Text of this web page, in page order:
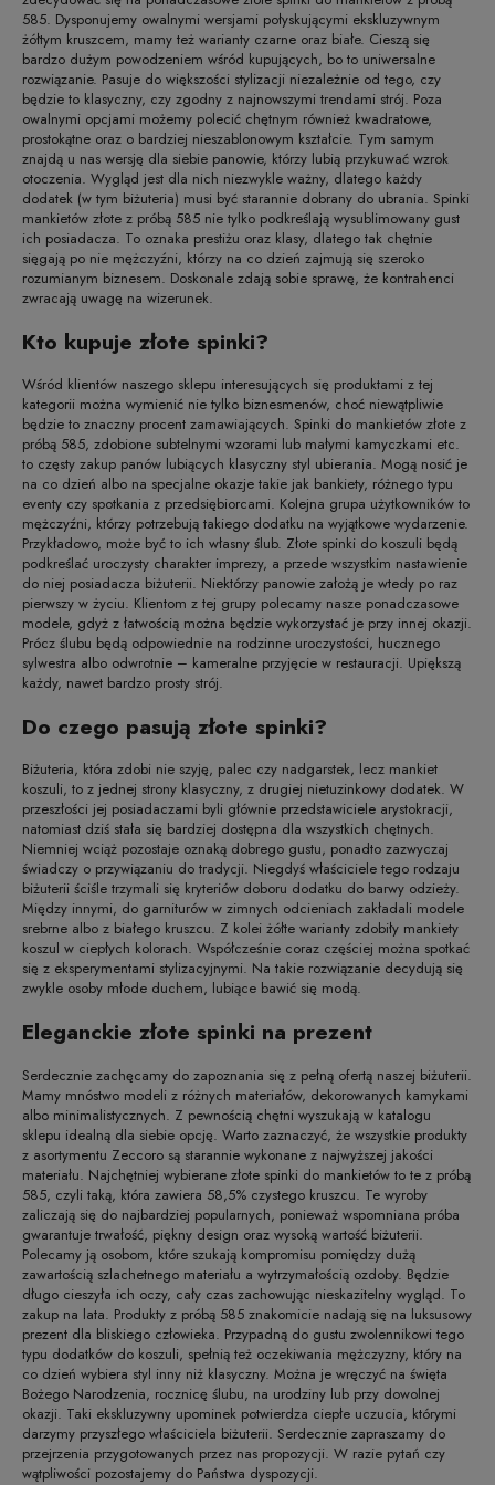
585. Dysponujemy owalnymi wersjami połyskującymi ekskluzywnym
żółtym kruszcem, mamy też warianty czarne oraz białe. Cieszą się
bardzo dużym powodzeniem wśród kupujących, bo to uniwersalne
rozwiązanie. Pasuje do większości stylizacji niezależnie od tego, czy
będzie to klasyczny, czy zgodny z najnowszymi trendami strój. Poza
owalnymi opcjami możemy polecić chętnym również kwadratowe,
prostokątne oraz o bardziej nieszablonowym kształcie. Tym samym
znajdą u nas wersję dla siebie panowie, którzy lubią przykuwać wzrok
otoczenia. Wygląd jest dla nich niezwykle ważny, dlatego każdy
dodatek (w tym biżuteria) musi być starannie dobrany do ubrania. Spinki
mankietów złote z próbą 585 nie tylko podkreślają wysublimowany gust
ich posiadacza. To oznaka prestiżu oraz klasy, dlatego tak chętnie
sięgają po nie mężczyźni, którzy na co dzień zajmują się szeroko
rozumianym biznesem. Doskonale zdają sobie sprawę, że kontrahenci
zwracają uwagę na wizerunek.
Kto kupuje złote spinki?
Wśród klientów naszego sklepu interesujących się produktami z tej
kategorii można wymienić nie tylko biznesmenów, choć niewątpliwie
będzie to znaczny procent zamawiających. Spinki do mankietów złote z
próbą 585, zdobione subtelnymi wzorami lub małymi kamyczkami etc.
to częsty zakup panów lubiących klasyczny styl ubierania. Mogą nosić je
na co dzień albo na specjalne okazje takie jak bankiety, różnego typu
eventy czy spotkania z przedsiębiorcami. Kolejna grupa użytkowników to
mężczyźni, którzy potrzebują takiego dodatku na wyjątkowe wydarzenie.
Przykładowo, może być to ich własny ślub. Złote spinki do koszuli będą
podkreślać uroczysty charakter imprezy, a przede wszystkim nastawienie
do niej posiadacza biżuterii. Niektórzy panowie założą je wtedy po raz
pierwszy w życiu. Klientom z tej grupy polecamy nasze ponadczasowe
modele, gdyż z łatwością można będzie wykorzystać je przy innej okazji.
Prócz ślubu będą odpowiednie na rodzinne uroczystości, hucznego
sylwestra albo odwrotnie – kameralne przyjęcie w restauracji. Upiększą
każdy, nawet bardzo prosty strój.
Do czego pasują złote spinki?
Biżuteria, która zdobi nie szyję, palec czy nadgarstek, lecz mankiet
koszuli, to z jednej strony klasyczny, z drugiej nietuzinkowy dodatek. W
przeszłości jej posiadaczami byli głównie przedstawiciele arystokracji,
natomiast dziś stała się bardziej dostępna dla wszystkich chętnych.
Niemniej wciąż pozostaje oznaką dobrego gustu, ponadto zazwyczaj
świadczy o przywiązaniu do tradycji. Niegdyś właściciele tego rodzaju
biżuterii ściśle trzymali się kryteriów doboru dodatku do barwy odzieży.
Między innymi, do garniturów w zimnych odcieniach zakładali modele
srebrne albo z białego kruszcu. Z kolei żółte warianty zdobiły mankiety
koszul w ciepłych kolorach. Współcześnie coraz częściej można spotkać
się z eksperymentami stylizacyjnymi. Na takie rozwiązanie decydują się
zwykle osoby młode duchem, lubiące bawić się modą.
Eleganckie złote spinki na prezent
Serdecznie zachęcamy do zapoznania się z pełną ofertą naszej biżuterii.
Mamy mnóstwo modeli z różnych materiałów, dekorowanych kamykami
albo minimalistycznych. Z pewnością chętni wyszukają w katalogu
sklepu idealną dla siebie opcję. Warto zaznaczyć, że wszystkie produkty
z asortymentu Zeccoro są starannie wykonane z najwyższej jakości
materiału. Najchętniej wybierane złote spinki do mankietów to te z próbą
585, czyli taką, która zawiera 58,5% czystego kruszcu. Te wyroby
zaliczają się do najbardziej popularnych, ponieważ wspomniana próba
gwarantuje trwałość, piękny design oraz wysoką wartość biżuterii.
Polecamy ją osobom, które szukają kompromisu pomiędzy dużą
zawartością szlachetnego materiału a wytrzymałością ozdoby. Będzie
długo cieszyła ich oczy, cały czas zachowując nieskazitelny wygląd. To
zakup na lata. Produkty z próbą 585 znakomicie nadają się na luksusowy
prezent dla bliskiego człowieka. Przypadną do gustu zwolennikowi tego
typu dodatków do koszuli, spełnią też oczekiwania mężczyzny, który na
co dzień wybiera styl inny niż klasyczny. Można je wręczyć na święta
Bożego Narodzenia, rocznicę ślubu, na urodziny lub przy dowolnej
okazji. Taki ekskluzywny upominek potwierdza ciepłe uczucia, którymi
darzymy przyszłego właściciela biżuterii. Serdecznie zapraszamy do
przejrzenia przygotowanych przez nas propozycji. W razie pytań czy
wątpliwości pozostajemy do Państwa dyspozycji.